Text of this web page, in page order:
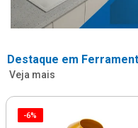
Destaque em
Veja mais
-6%